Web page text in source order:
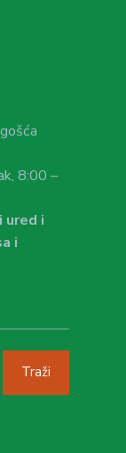
8:00 –
ured i
i
Traži